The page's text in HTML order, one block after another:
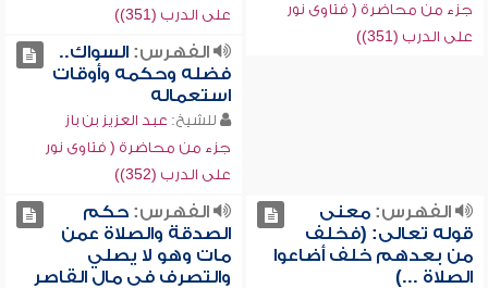
جزء من محاضرة ( فتاوى نور
على الدرب (351))
على الدرب (351))
الفهرس:السواك..
فضله وحكمه وأوقات
استعماله
للشيخ: عبد العزيز بن باز
جزء من محاضرة ( فتاوى نور
على الدرب (352))
الفهرس:معنى
قوله تعالى: (فخلف
من بعدهم خلف أضاعوا
الصلاة ...)
الفهرس:حكم
الصدقة والصلاة عمن
مات وهو لا يصلي
والتصرف في مال القاصر